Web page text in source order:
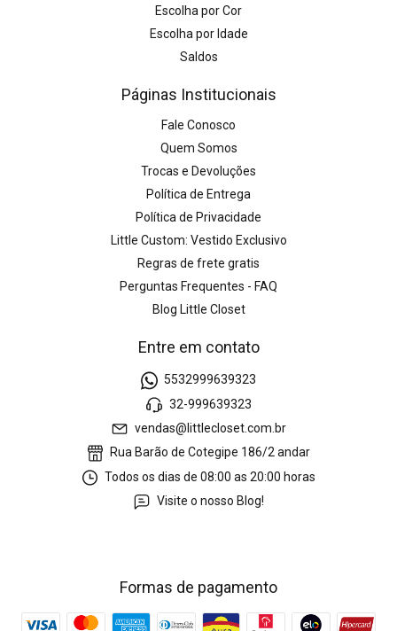
Escolha por Cor
Escolha por Idade
Saldos
Páginas Institucionais
Fale Conosco
Quem Somos
Trocas e Devoluções
Política de Entrega
Política de Privacidade
Little Custom: Vestido Exclusivo
Regras de frete gratis
Perguntas Frequentes - FAQ
Blog Little Closet
Entre em contato
5532999639323
32-999639323
vendas@littlecloset.com.br
Rua Barão de Cotegipe 186/2 andar
Todos os dias de 08:00 as 20:00 horas
Visite o nosso Blog!
Formas de pagamento